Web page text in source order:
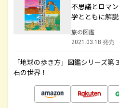
不思議とロマ
学とともに解説
旅の図鑑
2021.03.18 発売
「地球の歩き方」図鑑シリーズ
石の世界！